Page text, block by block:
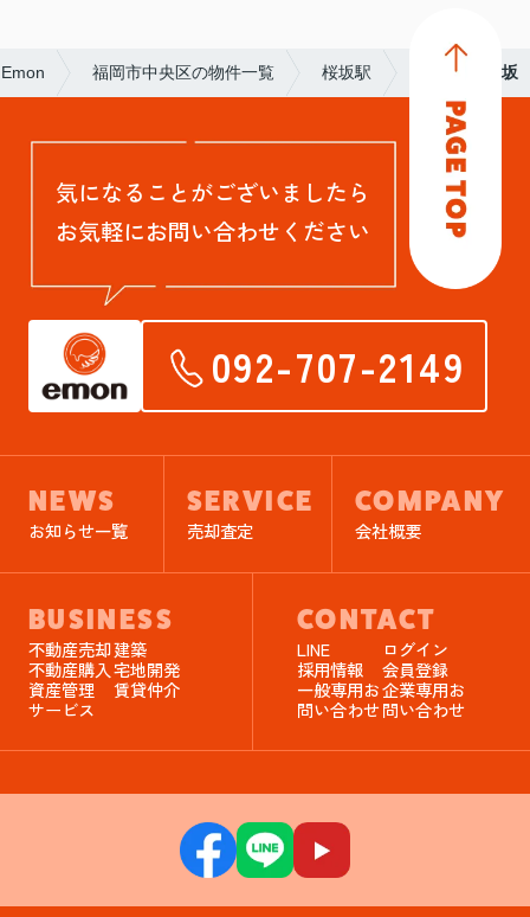
Emon 福岡市中央区の物件一覧 桜坂駅 ルミナス桜坂
気になることがございましたら
お気軽にお問い合わせください
092-707-2149
NEWS
お知らせ一覧
SERVICE
売却査定
COMPANY
会社概要
BUSINESS
不動産売却建築
不動産購入宅地開発
資産管理
サービス
賃貸仲介
CONTACT
LINE
ログイン
採用情報
会員登録
一般専用お
問い合わせ
企業専用お
問い合わせ